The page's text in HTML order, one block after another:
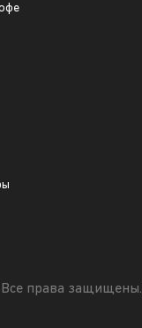
права защищены.